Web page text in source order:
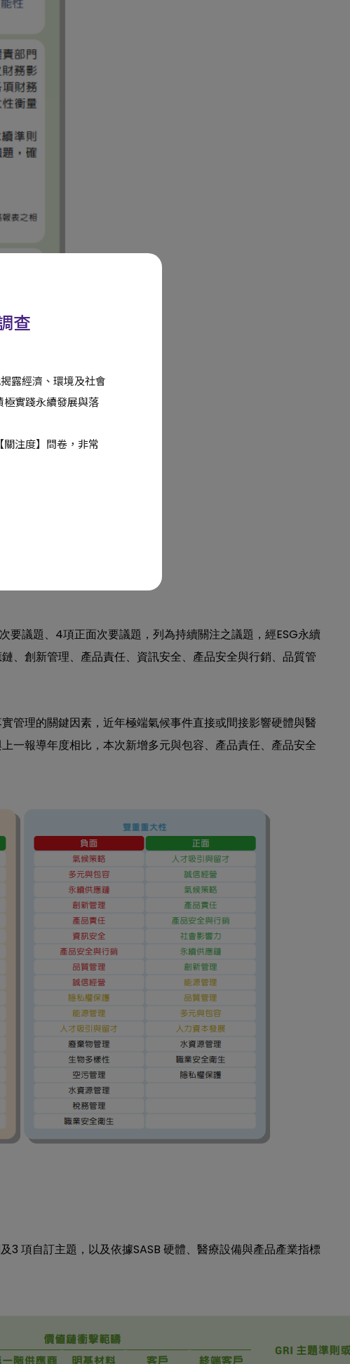
要議題、 4項正面次要議題，列為持續關注之議題，經ESG永續
、創新管理、產品責任、資訊安全、產品安全與行銷、品質管
管理的關鍵因素，近年極端氣候事件直接或間接影響硬體與醫
一報導年度相比，本次新增多元與包容、產品責任、產品安全
3 項自訂主題，以及依據SASB 硬體、醫療設備與產品產業指標
查
露經濟、環境及社會
實踐永續發展與落
注度】問卷，非常